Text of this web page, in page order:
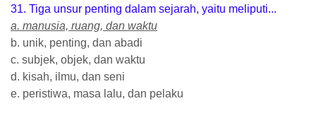
31. Tiga unsur penting dalam sejarah, yaitu meliputi...
a. manusia, ruang, dan waktu
b. unik, penting, dan abadi
c. subjek, objek, dan waktu
d. kisah, ilmu, dan seni
e. peristiwa, masa lalu, dan pelaku